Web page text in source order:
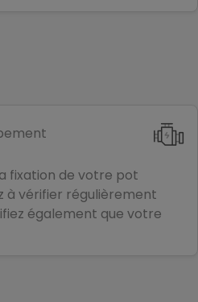
fixation de votre pot
à vérifier régulièrement
également que votre